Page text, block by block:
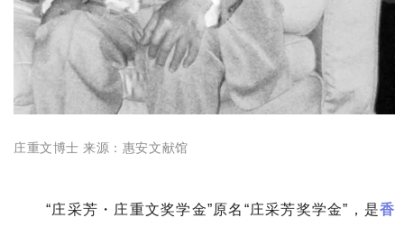
庄重文博士 来源：惠安文献馆
“庄采芳・庄重文奖学金”原名“庄采芳奖学金”，是香